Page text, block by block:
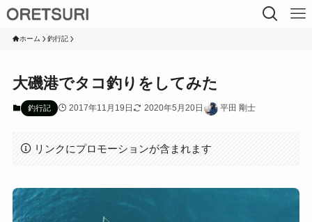
ホーム 釣行記
大磯港でタコ釣りをしてみた
釣行記 2017年11月19日 2020年5月20日 平田 剛士
リンクにプロモーションが含まれます